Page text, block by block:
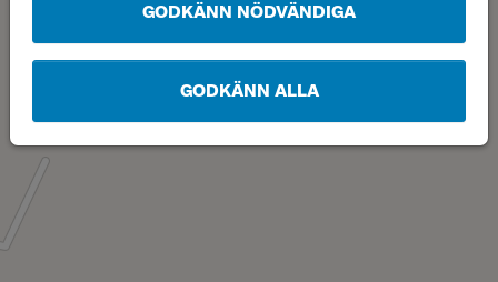
GODKÄNN NÖDVÄNDIGA
GODKÄNN ALLA